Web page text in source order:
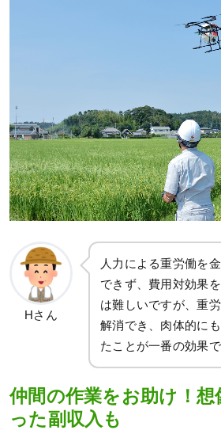
Hさん
人力による重労働を
できず、費用対効果
は難しいですが、重
解消でき、肉体的に
たことが一番の効果
仲間の作業をお助け！
った副収入も